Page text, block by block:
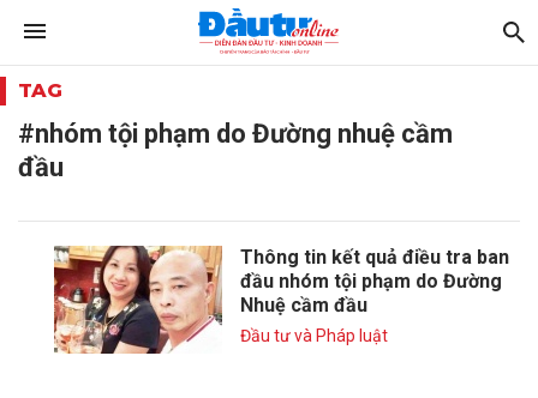
TAG
#nhóm tội phạm do Đường nhuệ cầm
đầu
Thông tin kết quả điều tra ban
đầu nhóm tội phạm do Đường
Nhuệ cầm đầu
Đầu tư và Pháp luật